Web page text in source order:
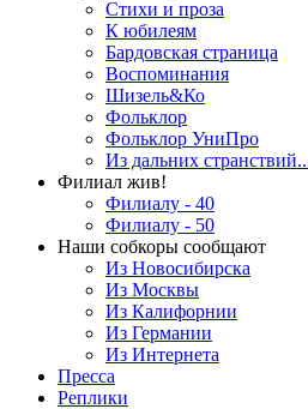
Стихи и проза
К юбилеям
Бардовская страница
Воспоминания
Шизель&Ко
Фольклор
Фольклор УниПро
Из дальних
Филиал жив!
Филиалу - 40
Филиалу - 50
Наши собкоры сообщают
Из Новосибирска
Из Москвы
Из Калифорнии
Из Германии
Из Интернета
Пресса
Реплики